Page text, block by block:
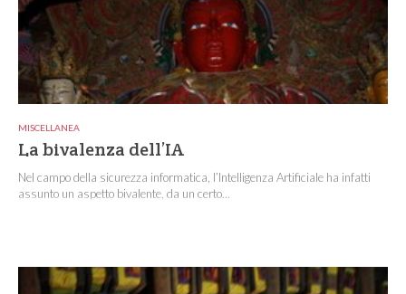
MISCELLANEA
La bivalenza dell’IA
Nel campo della sicurezza informatica, l’Intelligenza Artificiale ha infatti
assunto un aspetto bivalente, da un certo...